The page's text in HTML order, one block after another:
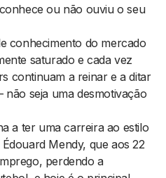
ou não ouviu o seu
conhecimento do mercado
saturado e cada vez
continuam a reinar e a ditar
não seja uma desmotivação
a ter uma carreira ao estilo
Mendy, que aos 22
perdendo a